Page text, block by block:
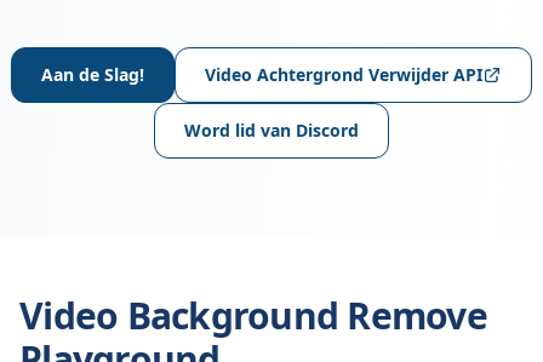
Aan de Slag! Video Achtergrond Verwijder API
Word lid van Discord
Video Background Remove